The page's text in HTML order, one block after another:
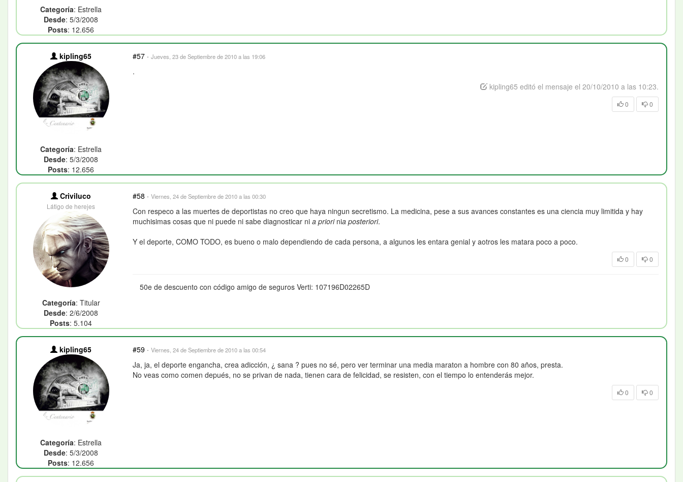
Categoría: Estrella
Desde: 5/3/2008
Posts: 12.656
kipling65
Categoría: Estrella
Desde: 5/3/2008
Posts: 12.656
#57 · Jueves, 23 de Septiembre de 2010 a las 19:06
.
kipling65 editó el mensaje el 20/10/2010 a las 10:23.
0 0
Criviluco
Látigo de herejes
Categoría: Titular
Desde: 2/6/2008
Posts: 5.104
#58 · Viernes, 24 de Septiembre de 2010 a las 00:30
Con respeco a las muertes de deportistas no creo que haya ningun secretismo. La medicina, pese a sus avances constantes es una ciencia muy limitida y hay
muchisimas cosas que ni puede ni sabe diagnosticar ni a priorinia posteriori.
Y el deporte, COMO TODO, es bueno o malo dependiendo de cada persona, a algunos les entara genial y aotros les matara poco a poco.
0 0
50e de descuento con código amigo de seguros Verti: 107196D02265D
kipling65
Categoría: Estrella
Desde: 5/3/2008
Posts: 12.656
#59 · Viernes, 24 de Septiembre de 2010 a las 00:54
Ja, ja, el deporte engancha, crea adicción, ¿ sana ? pues no sé, pero ver terminar una media maraton a hombre con 80 años, presta.
No veas como comen depués, no se privan de nada, tienen cara de felicidad, se resisten, con el tiempo lo entenderás mejor.
0 0